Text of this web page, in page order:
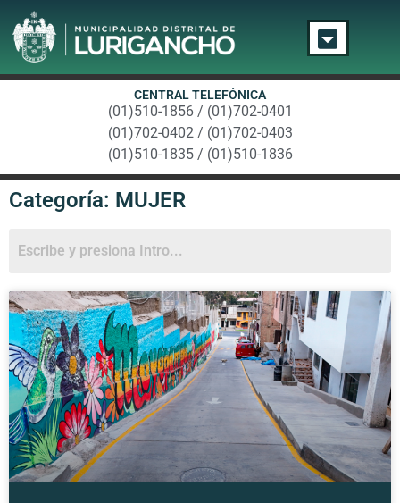
CENTRAL TELEFÓNICA
(01)510-1856 / (01)702-0401
(01)702-0402 / (01)702-0403
(01)510-1835 / (01)510-1836
Categoría: MUJER